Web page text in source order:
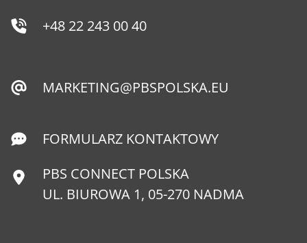
+48 22 243 00 40
MARKETING@PBSPOLSKA.EU
FORMULARZ KONTAKTOWY
PBS CONNECT POLSKA
UL. BIUROWA 1, 05-270 NADMA